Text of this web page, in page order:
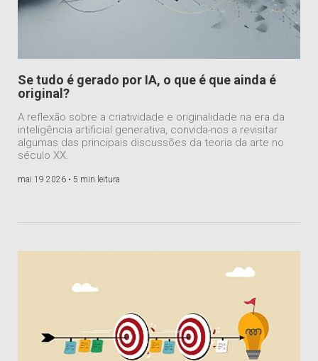
Se tudo é gerado por IA, o que é que ainda é
original?
A reflexão sobre a criatividade e originalidade na era da
inteligência artificial generativa, convida-nos a revisitar
algumas das principais discussões da teoria da arte no
século XX.
mai 19 2026 • 5 min leitura